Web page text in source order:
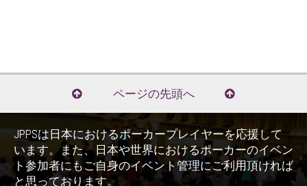
ページの先頭へ
JPPSは日本におけるポーカープレイヤーを応援して
います。また、日本や世界におけるポーカーのイベン
ト参加者にもご自身のイベント管理にご利用頂ければ
と思っております。